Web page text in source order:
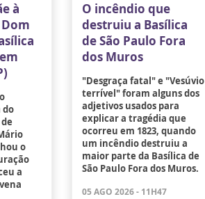
à
do
o
a
O incêndio que
destruiu a Basílica
de São Paulo Fora
dos Muros
"Desgraça fatal" e "Vesúvio
terrível" foram alguns dos
adjetivos usados para
explicar a tragédia que
ocorreu em 1823, quando
um incêndio destruiu a
maior parte da Basílica de
São Paulo Fora dos Muros.
05 AGO 2026 - 11H47